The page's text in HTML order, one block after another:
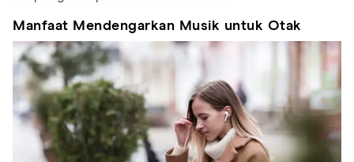
Manfaat Mendengarkan Musik untuk Otak